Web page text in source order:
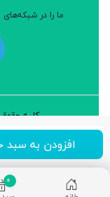
افزودن به سبد
ما را در
کلیه
طراحی و توسعه:
0